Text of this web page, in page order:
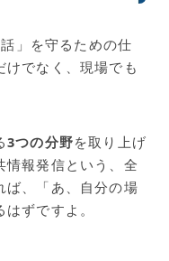
」を守るための仕
でなく、現場でも
3つの分野を取り上げ
情報発信という、全
ば、「あ、自分の場
ずですよ。